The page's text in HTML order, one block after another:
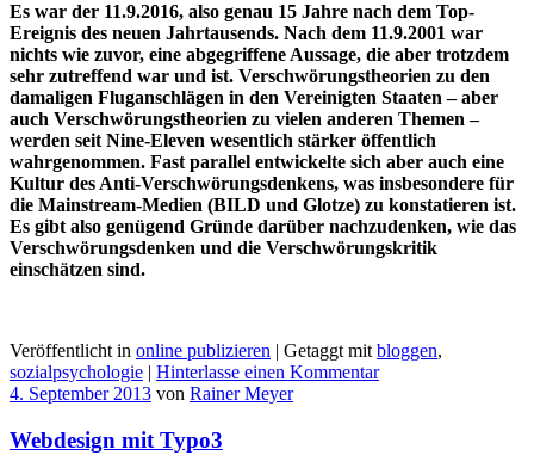
Es war der 11.9.2016, also genau 15 Jahre nach dem Top-
Ereignis des neuen Jahrtausends. Nach dem 11.9.2001 war
nichts wie zuvor, eine abgegriffene Aussage, die aber trotzdem
sehr zutreffend war und ist. Verschwörungstheorien zu den
damaligen Fluganschlägen in den Vereinigten Staaten – aber
auch Verschwörungstheorien zu vielen anderen Themen –
werden seit Nine-Eleven wesentlich stärker öffentlich
wahrgenommen. Fast parallel entwickelte sich aber auch eine
Kultur des Anti-Verschwörungsdenkens, was insbesondere für
die Mainstream-Medien (BILD und Glotze) zu konstatieren ist.
Es gibt also genügend Gründe darüber nachzudenken, wie das
Verschwörungsdenken und die Verschwörungskritik
einschätzen sind.
Veröffentlicht in online publizieren | Getaggt mit bloggen,
sozialpsychologie | Hinterlasse einen Kommentar
4. September 2013 von Rainer Meyer
Webdesign mit Typo3